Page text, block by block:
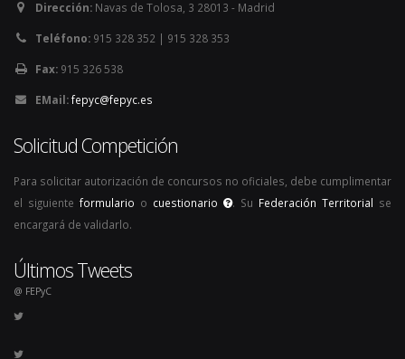
Dirección: Navas de Tolosa, 3 28013 - Madrid
Teléfono: 915 328 352 | 915 328 353
Fax: 915 326 538
EMail:fepyc@fepyc.es
Solicitud Competición
Para solicitar autorización de concursos no oficiales, debe cumplimentar
el siguiente formulario o cuestionario . Su Federación Territorial se
encargará de validarlo.
Últimos Tweets
@ FEPyC